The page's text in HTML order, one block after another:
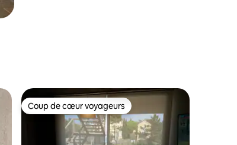
Coup de cœur voyageurs
Coup de cœur voyageurs